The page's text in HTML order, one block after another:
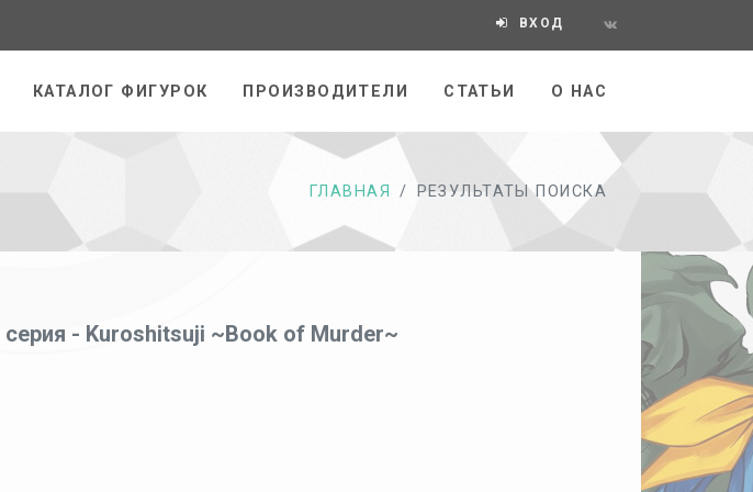
ВХОД
КАТАЛОГ ФИГУРОК ПРОИЗВОДИТЕЛИ СТАТЬИ О НАС
ГЛАВНАЯ РЕЗУЛЬТАТЫ ПОИСКА
серия - Kuroshitsuji ~Book of Murder~